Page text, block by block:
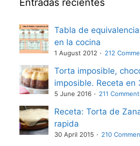
Entradas recientes
Tabla de
en la cocina
1 August 2012 212
Torta imposible,
imposible. Receta en
5 June 2016 211
Receta: Torta de
rapida
30 April 2015 210